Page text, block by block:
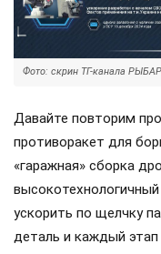
Фото: скрин ТГ-канала
Давайте повторим
противоракет для
«гаражная» сборка
ускорить по щелчку
деталь и каждый этап